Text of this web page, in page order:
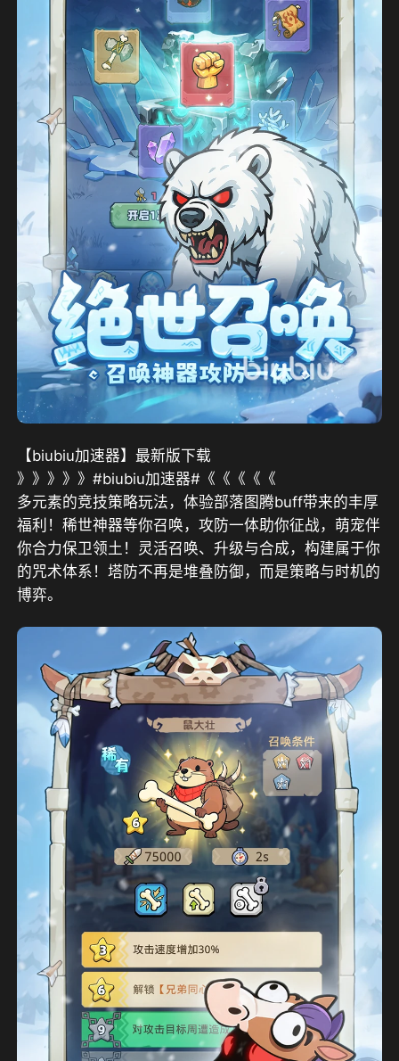
【biubiu加速器】最新版下载
》》》》》#biubiu加速器#《《《《《
多元素的竞技策略玩法，体验部落图腾buff带来的丰厚
福利！稀世神器等你召唤，攻防一体助你征战，萌宠伴
你合力保卫领土！灵活召唤、升级与合成，构建属于你
的咒术体系！塔防不再是堆叠防御，而是策略与时机的
博弈。